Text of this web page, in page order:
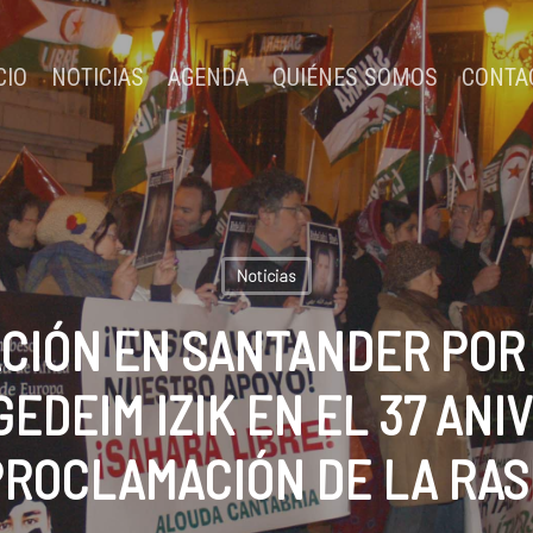
NOTICIAS AGENDA QUIÉNES SOMOS
Noticias
EN SANTANDER
IZIK EN EL 37
DE LA